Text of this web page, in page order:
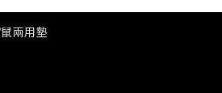
兩用墊